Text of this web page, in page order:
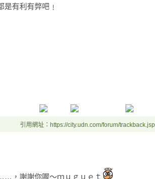
是有利有弊吧﹗
引用網址：https://city.udn.com/forum/
，謝謝你喔～ｍｕｇｕｅｔ